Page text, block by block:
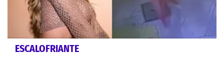
ESCALOFRIANTE